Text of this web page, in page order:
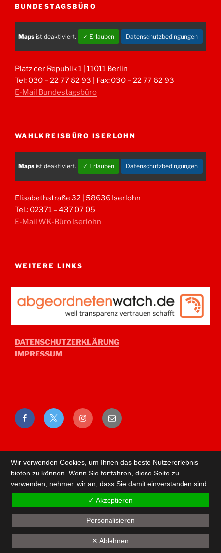
BUNDESTAGSBÜRO
Maps ist deaktiviert. ✓ Erlauben Datenschutzbedingungen
Platz der Republik 1 | 11011 Berlin
Tel: 030 – 22 77 82 93 | Fax: 030 – 22 77 62 93
E-Mail Bundestagsbüro
WAHLKREISBÜRO ISERLOHN
Maps ist deaktiviert. ✓ Erlauben Datenschutzbedingungen
Elisabethstraße 32 | 58636 Iserlohn
Tel.: 02371 – 437 07 05
E-Mail WK-Büro Iserlohn
WEITERE LINKS
DATENSCHUTZERKLÄRUNG
IMPRESSUM
FacebookTwitter Instagram
E-
Mail
Wir verwenden Cookies, um Ihnen das beste Nutzererlebnis
bieten zu können. Wenn Sie fortfahren, diese Seite zu
verwenden, nehmen wir an, dass Sie damit einverstanden sind.
✓ Akzeptieren
Personalisieren
✕ Ablehnen